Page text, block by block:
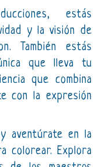
estás
y la visión de
También estás
que lleva tu
que combina
con la expresión
aventúrate en la
colorear. Explora